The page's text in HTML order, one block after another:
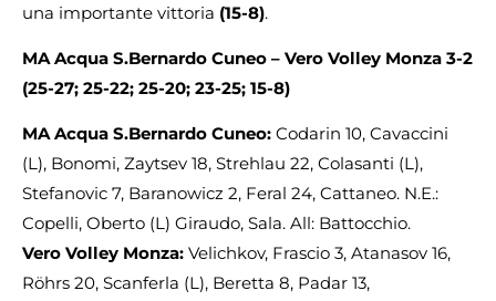
una importante vittoria (15-8).
MA Acqua S.Bernardo Cuneo – Vero Volley Monza 3-2
(25-27; 25-22; 25-20; 23-25; 15-8)
MA Acqua S.Bernardo Cuneo: Codarin 10, Cavaccini
(L), Bonomi, Zaytsev 18, Strehlau 22, Colasanti (L),
Stefanovic 7, Baranowicz 2, Feral 24, Cattaneo. N.E.:
Copelli, Oberto (L) Giraudo, Sala. All: Battocchio.
Vero Volley Monza: Velichkov, Frascio 3, Atanasov 16,
Röhrs 20, Scanferla (L), Beretta 8, Padar 13,